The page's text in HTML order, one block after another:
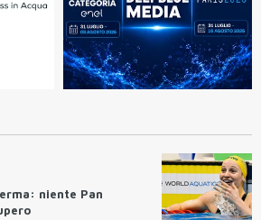
niente Pan